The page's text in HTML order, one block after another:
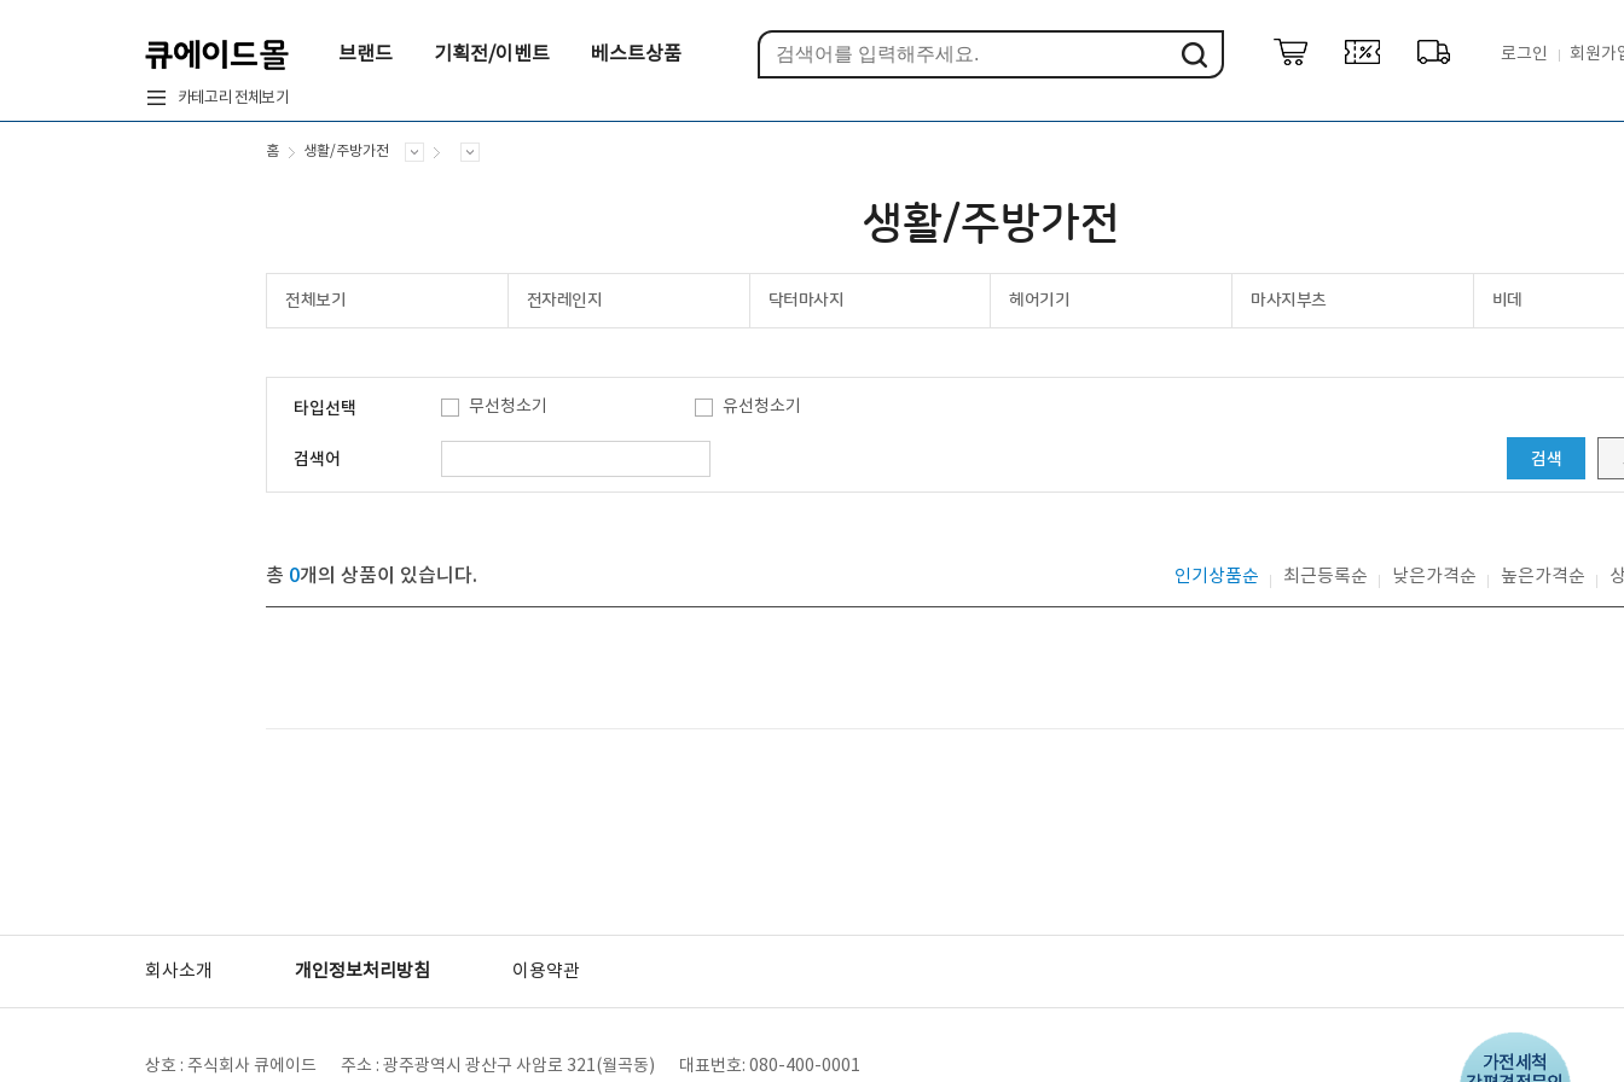
브랜드 기획전/이벤트 베스트상품 로그인 회원가
카테고리 전체보기
홈 생활/주방가전
생활/주방가전
전체보기 전자레인지 닥터마사지 헤어기기 마사지부츠 비데
타입선택 무선청소기 유선청소기
검색어 검색
총 0개의 상품이 있습니다. 인기상품순 최근등록순 낮은가격순 높은가격순
회사소개 개인정보처리방침 이용약관
상호 : 주식회사 큐에이드 주소 : 광주광역시 광산구 사암로 321(월곡동) 대표번호: 080-400-0001